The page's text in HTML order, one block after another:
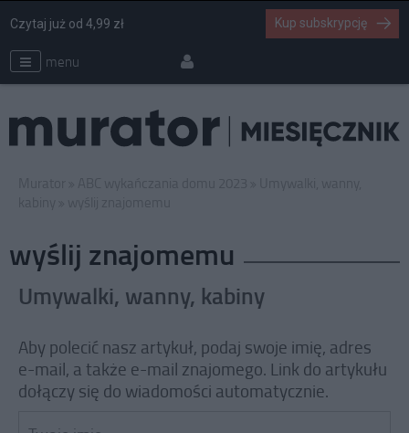
menu
Czytaj już od 4,99 zł Kup subskrypcję
wyślij znajomemu
Umywalki, wanny, kabiny
Aby polecić nasz artykuł, podaj swoje imię, adres
e-mail, a także e-mail znajomego. Link do artykułu
dołączy się do wiadomości automatycznie.